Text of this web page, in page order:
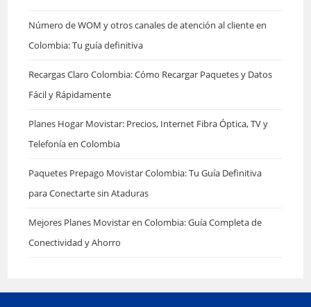
Número de WOM y otros canales de atención al cliente en
Colombia: Tu guía definitiva
Recargas Claro Colombia: Cómo Recargar Paquetes y Datos
Fácil y Rápidamente
Planes Hogar Movistar: Precios, Internet Fibra Óptica, TV y
Telefonía en Colombia
Paquetes Prepago Movistar Colombia: Tu Guía Definitiva
para Conectarte sin Ataduras
Mejores Planes Movistar en Colombia: Guía Completa de
Conectividad y Ahorro